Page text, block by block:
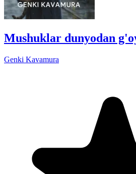
Mushuklar dunyodan
Genki Kavamura